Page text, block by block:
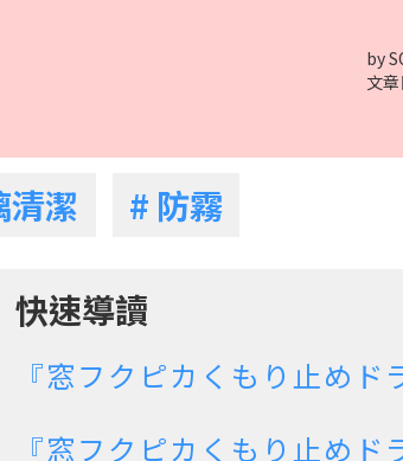
by
文
清潔 # 防霧
快速導讀
『窓フクピカくもり止めド
『窓フクピカくもり止めド